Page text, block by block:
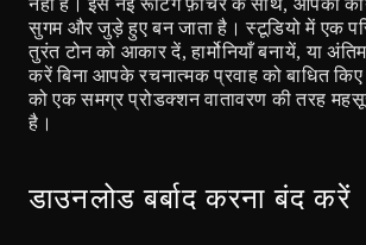
सुगम और जुड़े हुए बन जाता है। स्टूडियो में एक
तुरंत टोन को आकार दें, हार्मोनियाँ बनायें, या
करें बिना आपके रचनात्मक प्रवाह को बाधित
को एक समग्र प्रोडक्शन वातावरण की तरह
है।
डाउनलोड बर्बाद करना बंद करें